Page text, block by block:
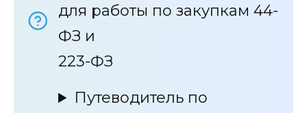
для работы по закупкам 44-
ФЗ и
223-ФЗ
Путеводитель по